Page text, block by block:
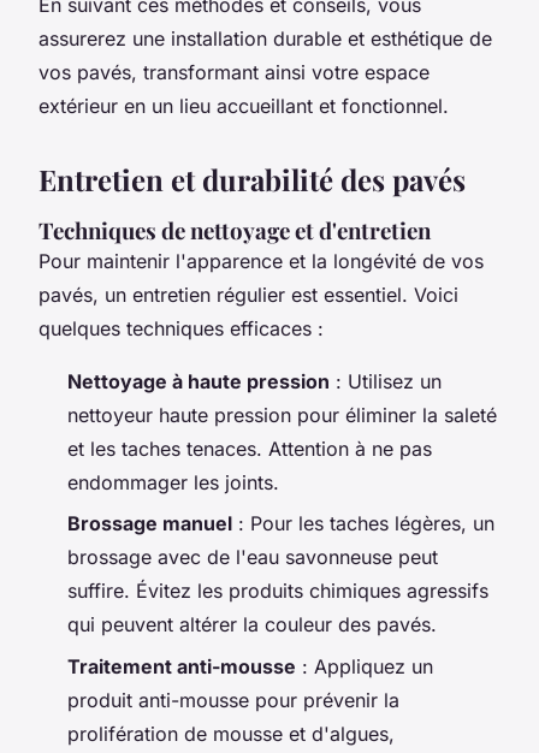
assurerez une installation durable et esthétique de
vos pavés, transformant ainsi votre espace
extérieur en un lieu accueillant et fonctionnel.
Entretien et durabilité des pavés
Techniques de nettoyage et d'entretien
Pour maintenir l'apparence et la longévité de vos
pavés, un entretien régulier est essentiel. Voici
quelques techniques efficaces :
Nettoyage à haute pression : Utilisez un
nettoyeur haute pression pour éliminer la saleté
et les taches tenaces. Attention à ne pas
endommager les joints.
Brossage manuel : Pour les taches légères, un
brossage avec de l'eau savonneuse peut
suffire. Évitez les produits chimiques agressifs
qui peuvent altérer la couleur des pavés.
Traitement anti-mousse : Appliquez un
produit anti-mousse pour prévenir la
prolifération de mousse et d'algues,